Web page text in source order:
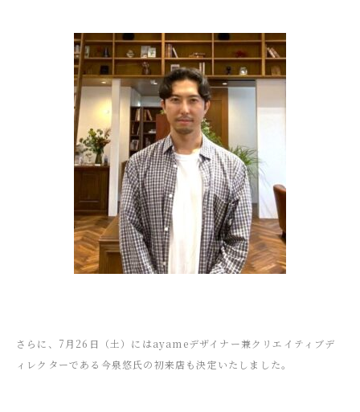
さらに、7月26日（土）にはayameデザイナー兼クリエイティブデ
ィレクターである今泉悠氏の初来店も決定いたしました。